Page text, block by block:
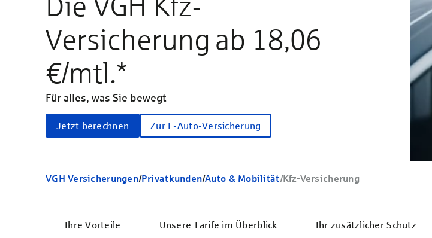
Versicherung ab 18,06
€/mtl.*
Für alles, was Sie bewegt
Jetzt berechnen Zur E-Auto-Versicherung
VGH Versicherungen/Privatkunden/Auto & Mobilität/Kfz-Versicherung
Ihre Vorteile Unsere Tarife im Überblick Ihr zusätzlicher Schutz